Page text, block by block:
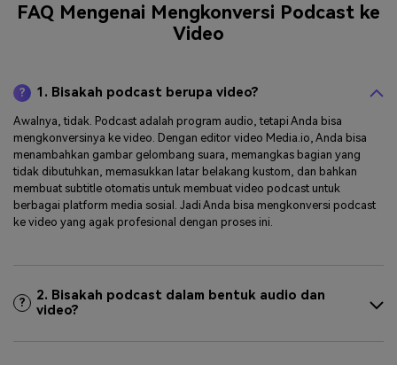
FAQ Mengenai Mengkonversi Podcast ke
Video
? 1. Bisakah podcast berupa video?
Awalnya, tidak. Podcast adalah program audio, tetapi Anda bisa
mengkonversinya ke video. Dengan editor video Media.io, Anda bisa
menambahkan gambar gelombang suara, memangkas bagian yang
tidak dibutuhkan, memasukkan latar belakang kustom, dan bahkan
membuat subtitle otomatis untuk membuat video podcast untuk
berbagai platform media sosial. Jadi Anda bisa mengkonversi podcast
ke video yang agak profesional dengan proses ini.
?
2. Bisakah podcast dalam bentuk audio dan
video?